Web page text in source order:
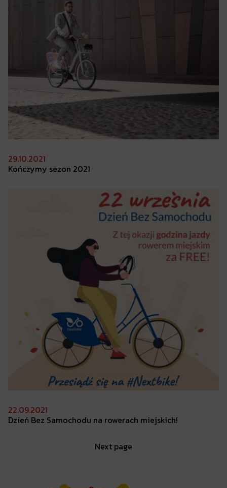
29.10.2021
Kończymy sezon 2021
22.09.2021
Dzień Bez Samochodu na rowerach miejskich!
Next page